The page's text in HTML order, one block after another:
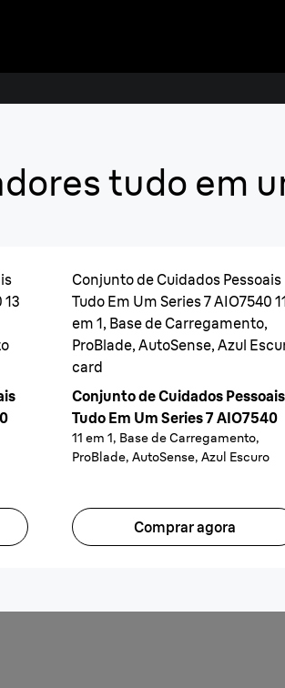
Styling
tudo em
13
Conjunto de Cuidados Pessoais
Tudo Em Um Series 7 AIO7540
em 1, Base de Carregamento,
ProBlade, AutoSense, Azul
card
Conjunto de Cuidados Pessoais
Tudo Em Um Series 7 AIO7540
11 em 1, Base de Carregamento,
ProBlade, AutoSense, Azul Escuro
Comprar agora